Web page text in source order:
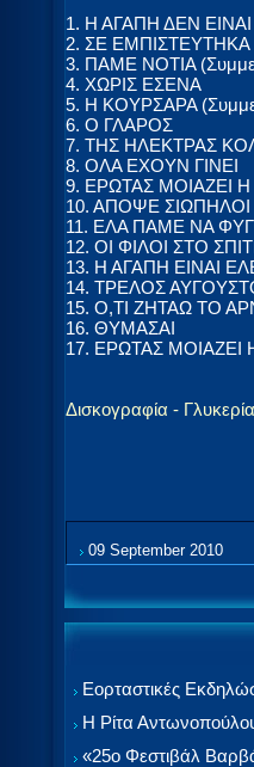
1. Η ΑΓΑΠΗ ΔΕΝ
2. ΣΕ ΕΜΠΙΣΤΕΥΤΗΚΑ
3. ΠΑΜΕ ΝΟΤΙΑ
4. ΧΩΡΙΣ ΕΣΕΝΑ
5. Η ΚΟΥΡΣΑΡΑ
6. Ο ΓΛΑΡΟΣ
7. ΤΗΣ ΗΛΕΚΤΡΑΣ
8. ΟΛΑ ΕΧΟΥΝ ΓΙΝΕΙ
9. ΕΡΩΤΑΣ ΜΟΙΑΖΕΙ Η
10. ΑΠΟΨΕ ΣΙΩΠΗΛΟΙ
11. ΕΛΑ ΠΑΜΕ ΝΑ
12. ΟΙ ΦΙΛΟΙ ΣΤΟ
13. Η ΑΓΑΠΗ ΕΙΝΑΙ
14. ΤΡΕΛΟΣ
15. Ο,ΤΙ ΖΗΤΑΩ ΤΟ
16. ΘΥΜΑΣΑΙ
17. ΕΡΩΤΑΣ ΜΟΙΑΖΕΙ Η
Δισκογραφία - Γλυκερία
09 September 2010
Εορταστικές
Η Ρίτα
«25ο Φεστιβάλ